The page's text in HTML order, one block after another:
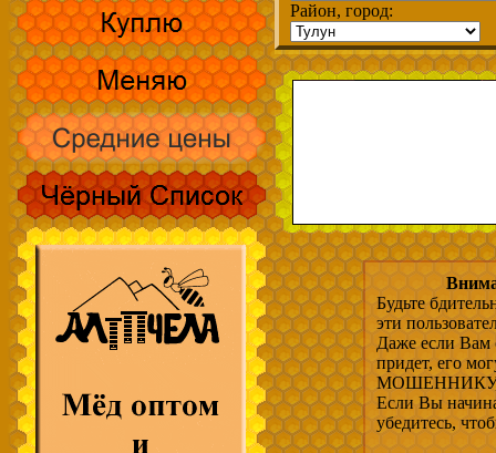
Район, город:
Будьте
эти
Даже если Вам
придет, его
МОШЕННИКУ,
Если Вы
убедитесь,